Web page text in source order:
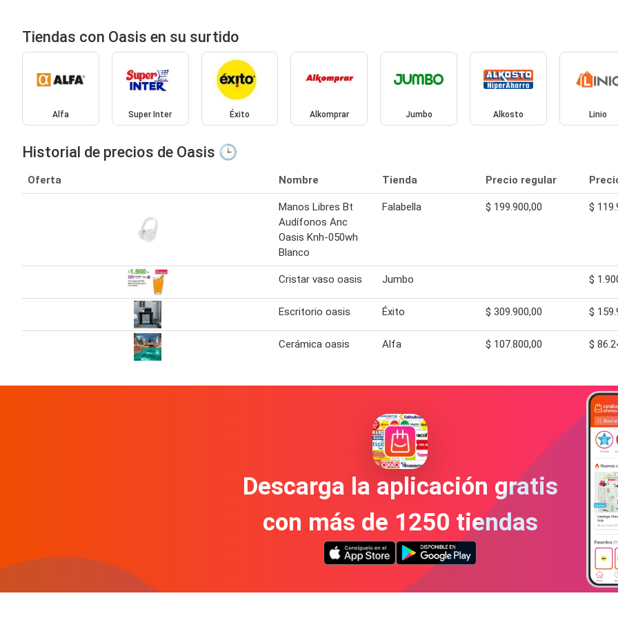
Tiendas con Oasis en su surtido
Alfa Super Inter Éxito Alkomprar Jumbo Alkosto Linio
Historial de precios de Oasis 🕒
Oferta Nombre Tienda Precio regular
Manos Libres Bt
Audífonos Anc
Oasis Knh-050wh
Blanco
Falabella $ 199.900,00 $
Cristar vaso oasis Jumbo $
Escritorio oasis Éxito $ 309.900,00 $
Cerámica oasis Alfa $ 107.800,00 $
Descarga la aplicación gratis
con más de 1250 tiendas